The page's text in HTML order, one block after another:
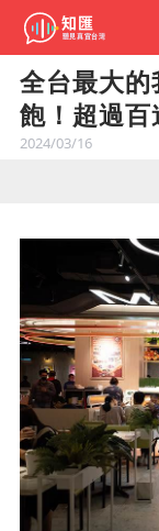
全台最大的
飽！超過百
2024/03/16